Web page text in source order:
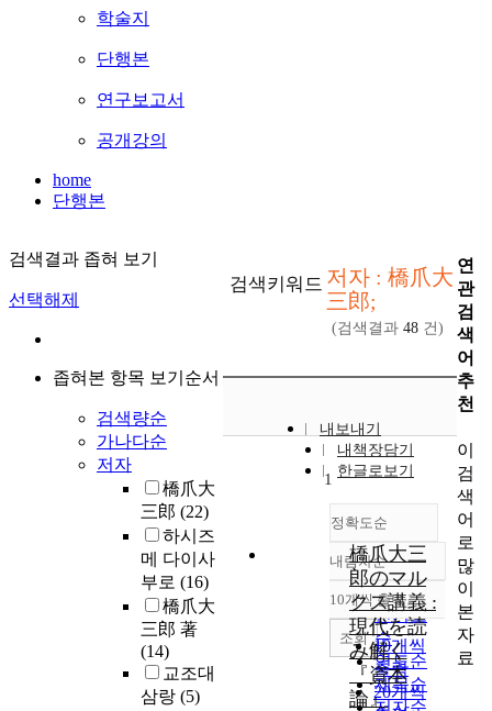
학술지
단행본
연구보고서
공개강의
home
단행본
검색결과 좁혀 보기
선택해제
좁혀본 항목 보기순서
검색량순
가나다순
저자
橋爪大
三郎 (22)
하시즈
메 다이사
부로 (16)
橋爪大
三郎 著
(14)
교조대
삼랑 (5)
검색키워드 저자 : 橋爪大
三郎;
(검색결과 48 건)
내보내기
내책장담기
한글로보기
정확도순
정확도
순
인기도
순
연도순
제목순
내림차순
내림차순
10개씩 출력
10개씩
출력
20개씩
조회
1
橋爪大三
郎のマル
クス講義 :
現代を読
み解く
『資本
論』
연
관
검
색
어
추
천
이
검
색
어
로
많
이
본
자
료